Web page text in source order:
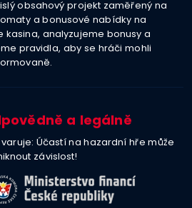
obsahový projekt zaměřený na
a bonusové nabídky na
kasina, analyzujeme bonusy a
pravidla, aby se hráči mohli
a legálně
Účastí na hazardní hře může
závislost!